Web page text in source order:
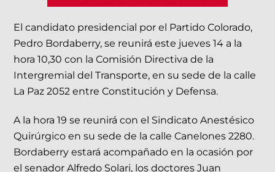
El candidato presidencial por el Partido Colorado,
Pedro Bordaberry, se reunirá este jueves 14 a la
hora 10,30 con la Comisión Directiva de la
Intergremial del Transporte, en su sede de la calle
La Paz 2052 entre Constitución y Defensa.
A la hora 19 se reunirá con el Sindicato Anestésico
Quirúrgico en su sede de la calle Canelones 2280.
Bordaberry estará acompañado en la ocasión por
el senador Alfredo Solari, los doctores Juan